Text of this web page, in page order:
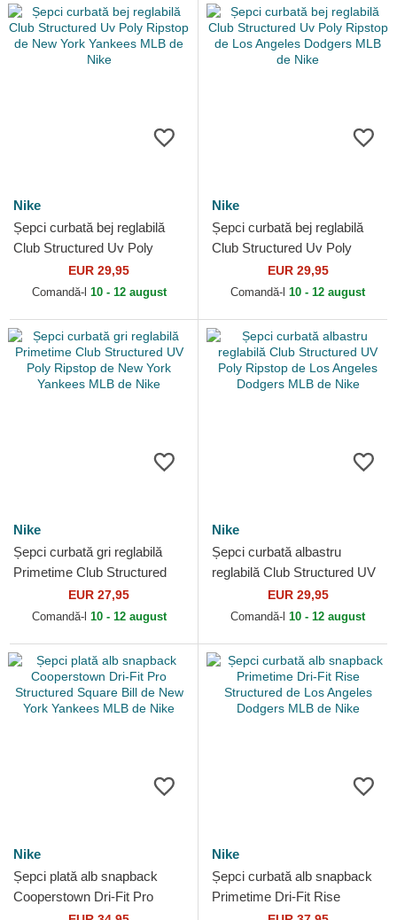
Nike
Șepci curbată bej reglabilă
Club Structured Uv Poly
Ripstop de New York
Yankees MLB de Nike
EUR 29,95
Comandă-l 10 - 12 august
Nike
Șepci curbată bej reglabilă
Club Structured Uv Poly
Ripstop de Los Angeles
Dodgers MLB de Nike
EUR 29,95
Comandă-l 10 - 12 august
Nike
Șepci curbată gri reglabilă
Primetime Club Structured
UV Poly Ripstop de New
York Yankees MLB de...
EUR 27,95
Comandă-l 10 - 12 august
Nike
Șepci curbată albastru
reglabilă Club Structured UV
Poly Ripstop de Los Angeles
Dodgers MLB de Nike
EUR 29,95
Comandă-l 10 - 12 august
Nike
Șepci plată alb snapback
Cooperstown Dri-Fit Pro
Structured Square Bill de
Nike
Șepci curbată alb snapback
Primetime Dri-Fit Rise
Structured de Los Angeles